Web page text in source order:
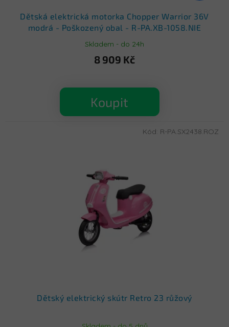
Dětská elektrická motorka Chopper Warrior 36V
modrá - Poškozený obal - R-PA.XB-1058.NIE
Skladem - do 24h
8 909 Kč
Koupit
Dětský elektrický skútr Retro 23 růžový
Kód: R-PA.SX2438.ROZ